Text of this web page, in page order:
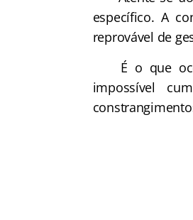
específico. A
reprovável de
É o que
impossível